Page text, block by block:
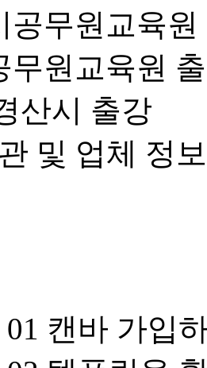
공무원교육원
무원교육원
산시 출강
및 업체 정
01 캔바 가입